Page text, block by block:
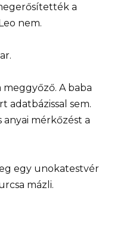
a
nem.
A baba
adatbázissal sem.
mérkőzést a
egy unokatestvér
mázli.